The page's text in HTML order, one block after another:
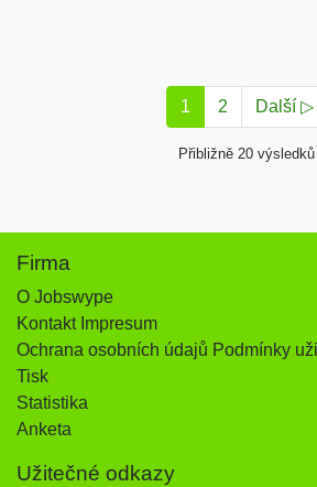
1 2 Další ▷
Přibližně 20 výsledků
Firma
O Jobswype
Kontakt Impresum
Ochrana osobních údajů Podmínky
Tisk
Statistika
Anketa
Užitečné odkazy